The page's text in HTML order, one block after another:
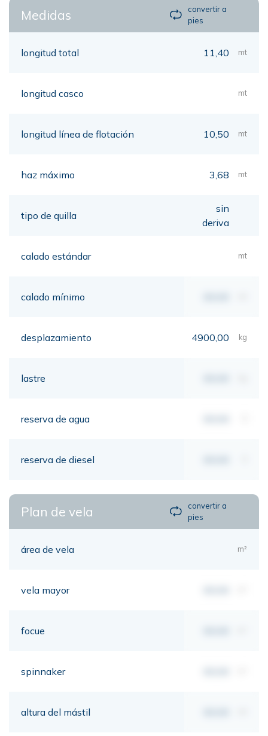
Medidas
convertir a
pies
longitud total 11,40 mt
longitud casco mt
longitud línea de flotación 10,50 mt
haz máximo 3,68 mt
tipo de quilla
sin
deriva
calado estándar mt
calado mínimo
desplazamiento 4900,00 kg
lastre
reserva de agua
reserva de diesel
Plan de vela
convertir a
pies
área de vela m²
vela mayor
focue
spinnaker
altura del mástil